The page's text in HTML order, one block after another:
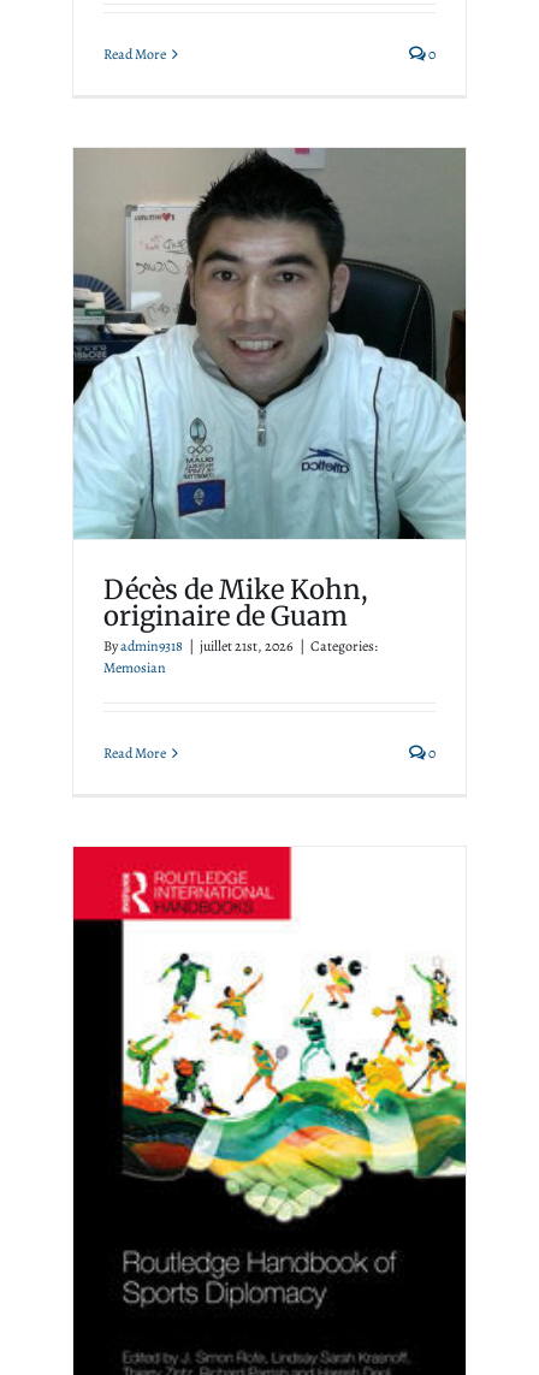
Read More 0
Décès de Mike Kohn,
originaire de Guam
Memosian
Décès de Mike Kohn,
originaire de Guam
Byadmin9318 | juillet 21st, 2026 | Categories:
Memosian
Read More 0
Actualités du professeur
Thierry Zintz, du MEMOS
Memosian